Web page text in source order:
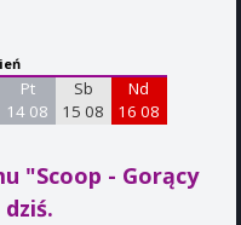
Pt
14 08
Sb
15 08
Nd
16 08
"Scoop - Gorący
dziś.